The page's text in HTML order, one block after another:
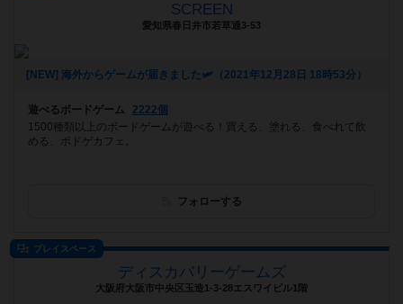
SCREEN
愛知県春日井市若草通3-53
[NEW] 海外からゲームが届きました🛩（2021年12月28日 18時53分）
遊べるボードゲーム
2222個
1500種類以上のボードゲームが遊べる！買える、塗れる、食べれて飲
める、ボドゲカフェ。
フォローする
プレイスペース
ディスカバリーゲームズ
大阪府大阪市中央区玉造1-3-28エスワイビル1階